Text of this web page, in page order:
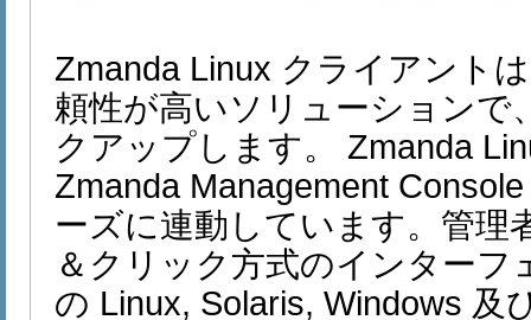
Zmanda Linux クライアント
頼性が高いソリューションで
クアップします。 Zmanda
Zmanda Management
ーズに連動しています。管理
＆クリック方式のインターフ
の Linux, Solaris, Windows 及